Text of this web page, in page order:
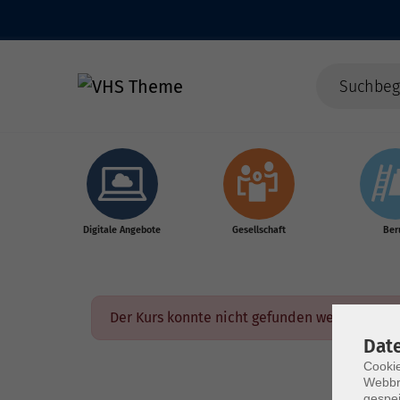
Digitale Angebote Gesellschaft
Der Kurs konnte nicht gefunden werden.